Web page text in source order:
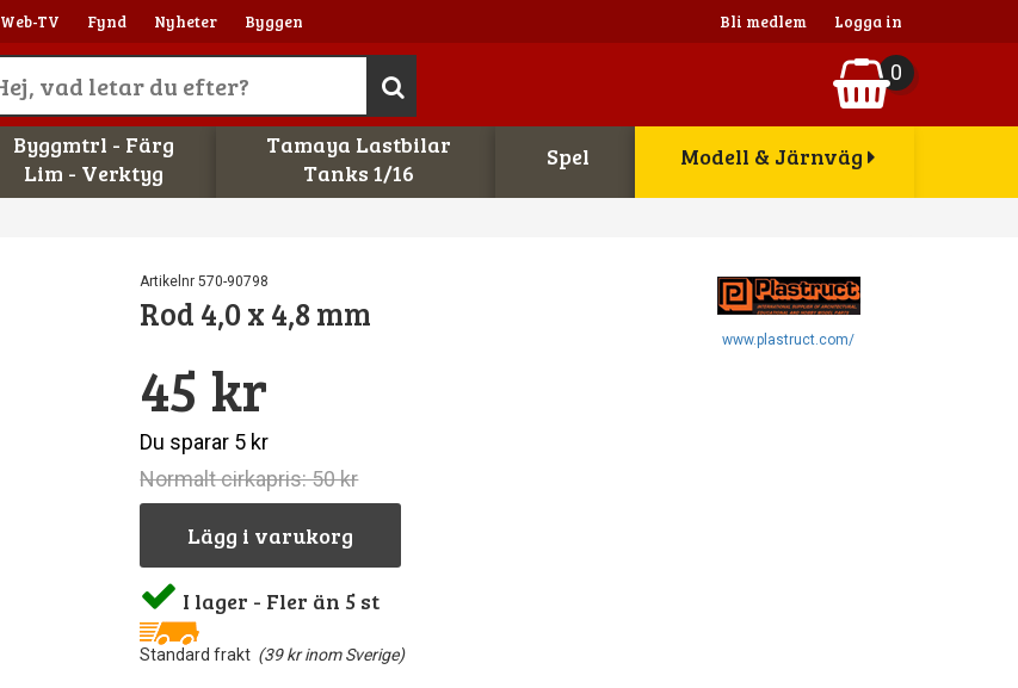
Web-TV Fynd Nyheter Byggen Bli medlem Logga in
0
Byggmtrl - Färg
Lim - Verktyg
Tamaya Lastbilar
Tanks 1/16
Spel Modell & Järnväg
Artikelnr 570-90798
Rod 4,0 x 4,8 mm
45 kr
Du sparar 5 kr
Normalt cirkapris: 50 kr
Lägg i varukorg
I lager - Fler än 5 st
Standard frakt (39 kr inom Sverige)
www.plastruct.com/